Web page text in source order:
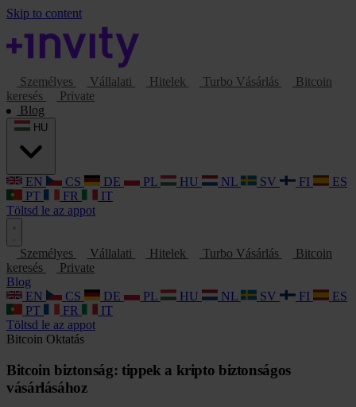
Skip to content
Személyes Vállalati Hitelek Turbo Vásárlás
Bitcoin
keresés
Private
Blog
EN CS DE PL HU NL SV FI
ES
PT
FR
IT
Töltsd le az appot
Személyes Vállalati Hitelek Turbo Vásárlás
Bitcoin
keresés
Private
Blog
EN
CS DE PL HU NL SV FI
ES
PT
FR
IT
Töltsd le az appot
Bitcoin Oktatás
Bitcoin biztonság: tippek a kripto biztonságos
vásárlásához